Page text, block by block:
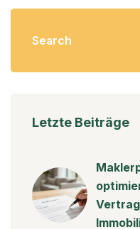
Letzte Beiträge